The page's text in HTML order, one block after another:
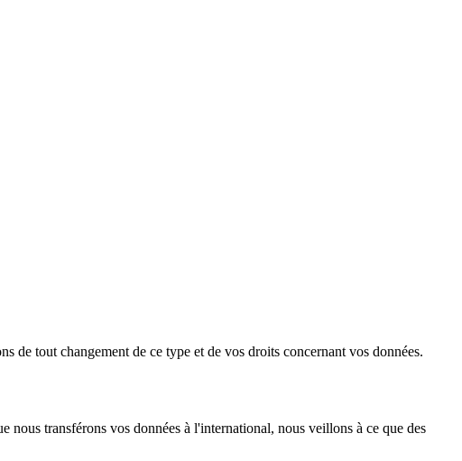
de tout changement de ce type et de vos droits concernant vos données.
transférons vos données à l'international, nous veillons à ce que des